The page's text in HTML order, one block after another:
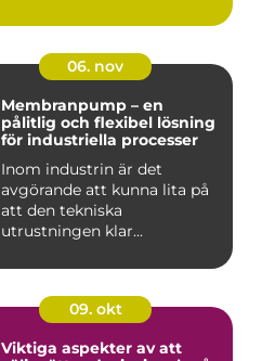
06. nov
Membranpump – en
pålitlig och flexibel lösning
för industriella processer
Inom industrin är det
avgörande att kunna lita på
att den tekniska
utrustningen klar...
09. okt
Viktiga aspekter av att